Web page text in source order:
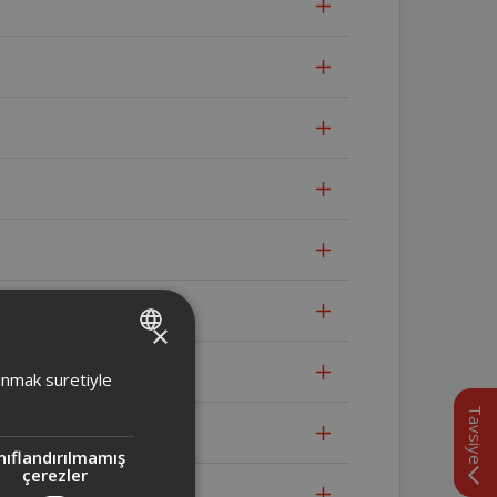
Tavsiye
TURKISH
×
suretiyle
çerezler